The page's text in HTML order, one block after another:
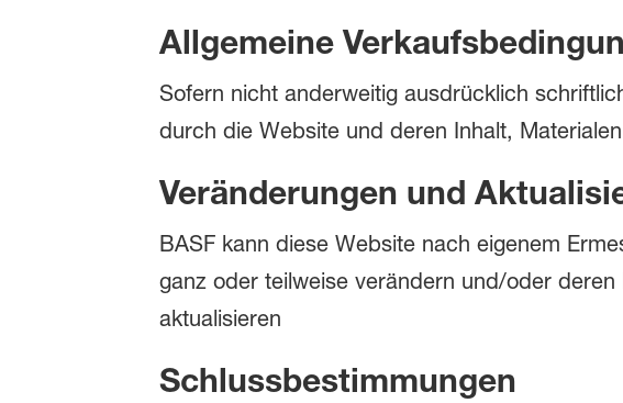
Allgemeine
Sofern nicht anderweitig ausdrücklich
durch die Website und deren Inhalt,
Veränderungen und
BASF kann diese Website nach eigenem
ganz oder teilweise verändern und/oder
aktualisieren
Schlussbestimmungen